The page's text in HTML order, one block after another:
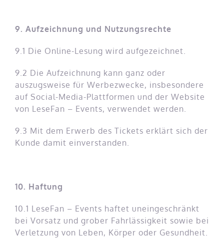
9. Aufzeichnung und Nutzungsrechte
9.1 Die Online-Lesung wird aufgezeichnet.
9.2 Die Aufzeichnung kann ganz oder
auszugsweise für Werbezwecke, insbesondere
auf Social-Media-Plattformen und der Website
von LeseFan – Events, verwendet werden.
9.3 Mit dem Erwerb des Tickets erklärt sich der
Kunde damit einverstanden.
10. Haftung
10.1 LeseFan – Events haftet uneingeschränkt
bei Vorsatz und grober Fahrlässigkeit sowie bei
Verletzung von Leben, Körper oder Gesundheit.